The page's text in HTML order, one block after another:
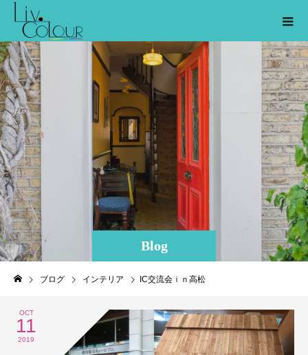
Blog
ブログ インテリア IC交流会ｉｎ高松
OCT
11
2019